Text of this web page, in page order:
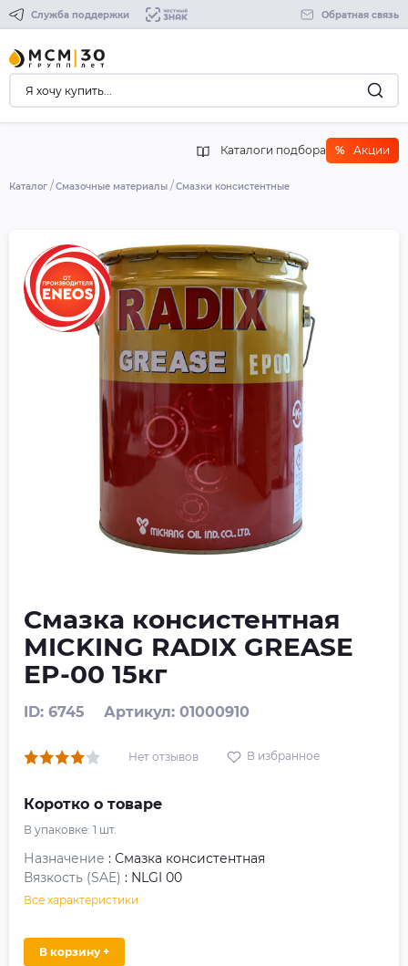
Служба поддержки Обратная связь
Каталоги подбора % Акции
Каталог Смазочные материалы Смазки консистентные
Смазка консистентная
MICKING RADIX GREASE
EP-00 15кг
ID: 6745 Артикул: 01000910
Нет отзывов В избранное
Коротко о товаре
В упаковке: 1 шт.
Назначение : Смазка консистентная
Вязкость (SAE) : NLGI 00
Все характеристики
В корзину +